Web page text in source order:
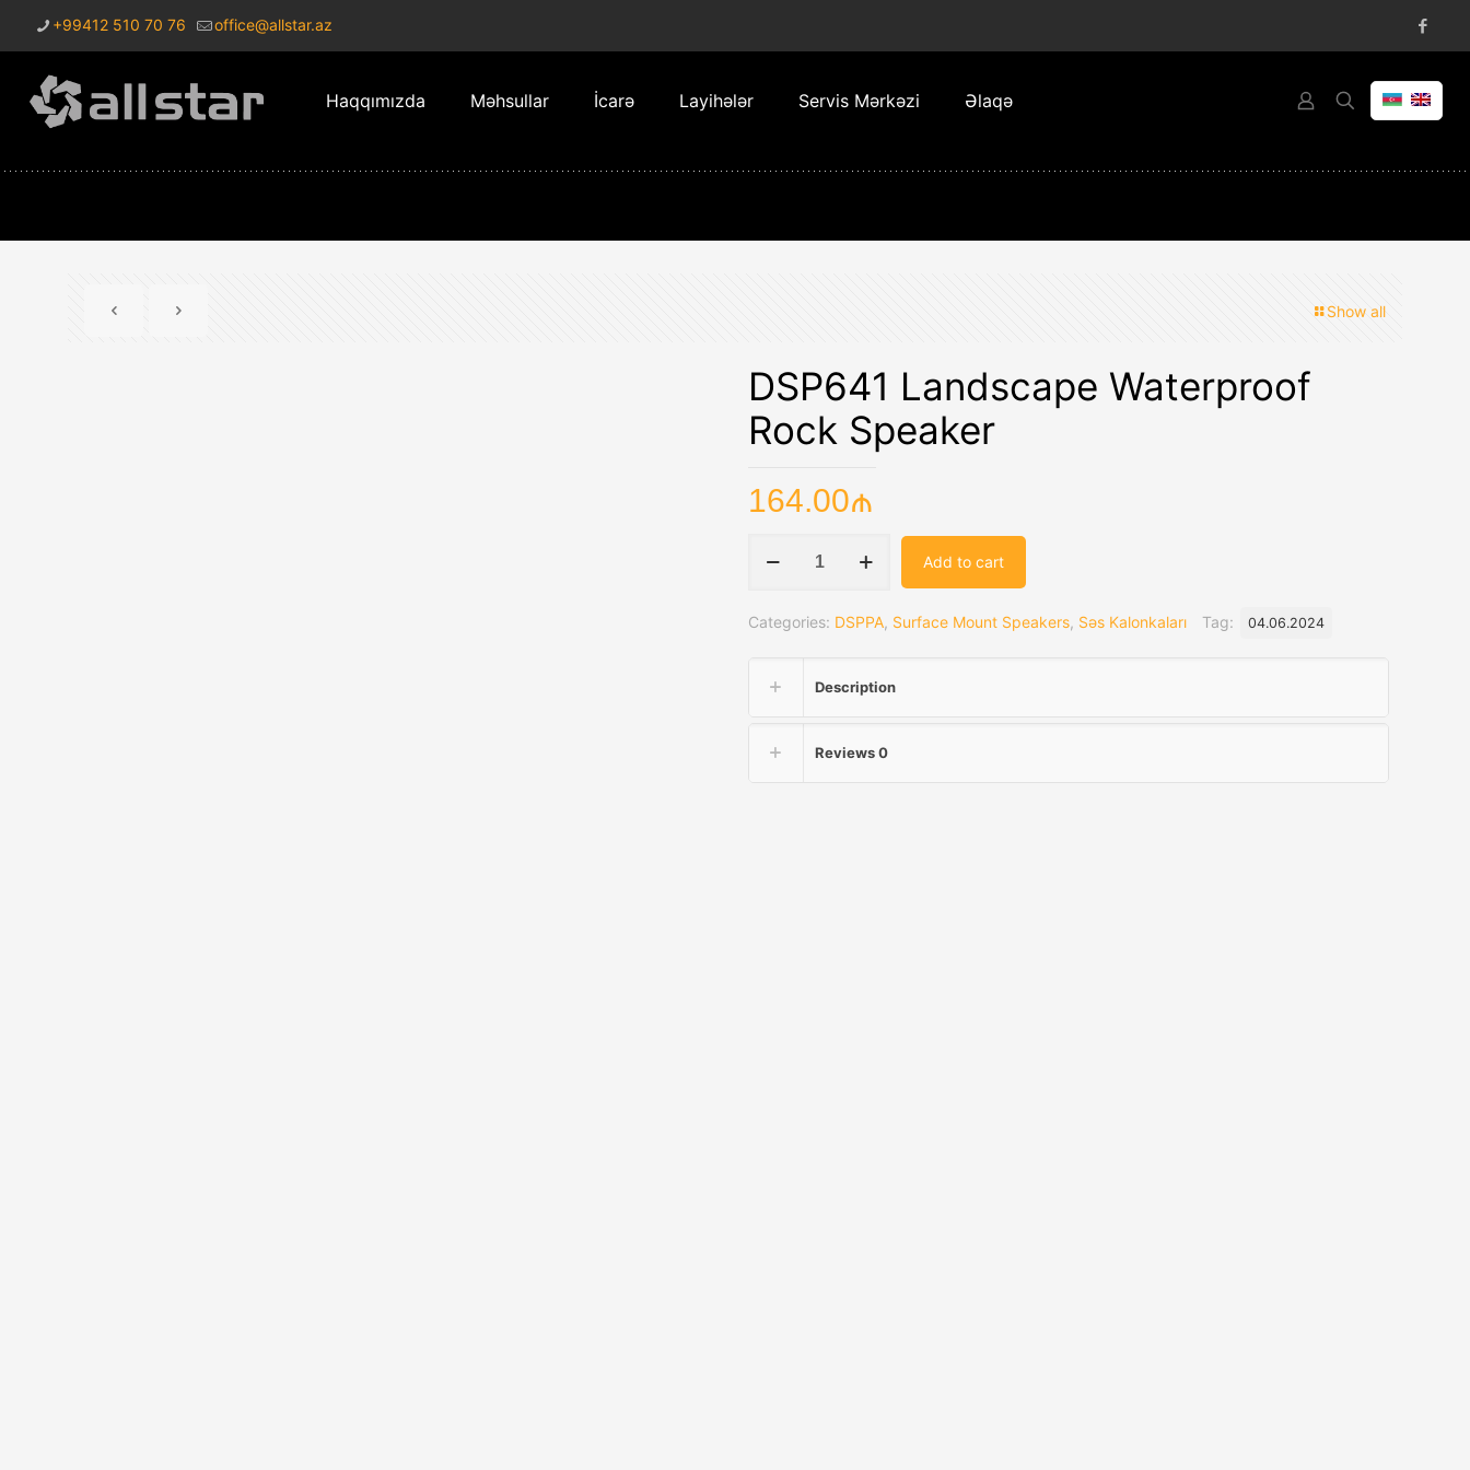
+99412 510 70 76 office@allstar.az
Haqqımızda Məhsullar İcarə Layihələr Servis Mərkəzi Əlaqə
Show all
DSP641 Landscape Waterproof
Rock Speaker
164.00₼
Landscape
Rock
quantity
Add to cart
Categories: DSPPA, Surface Mount Speakers, Səs Kalonkaları Tag: 04.06.2024
Description
Reviews0